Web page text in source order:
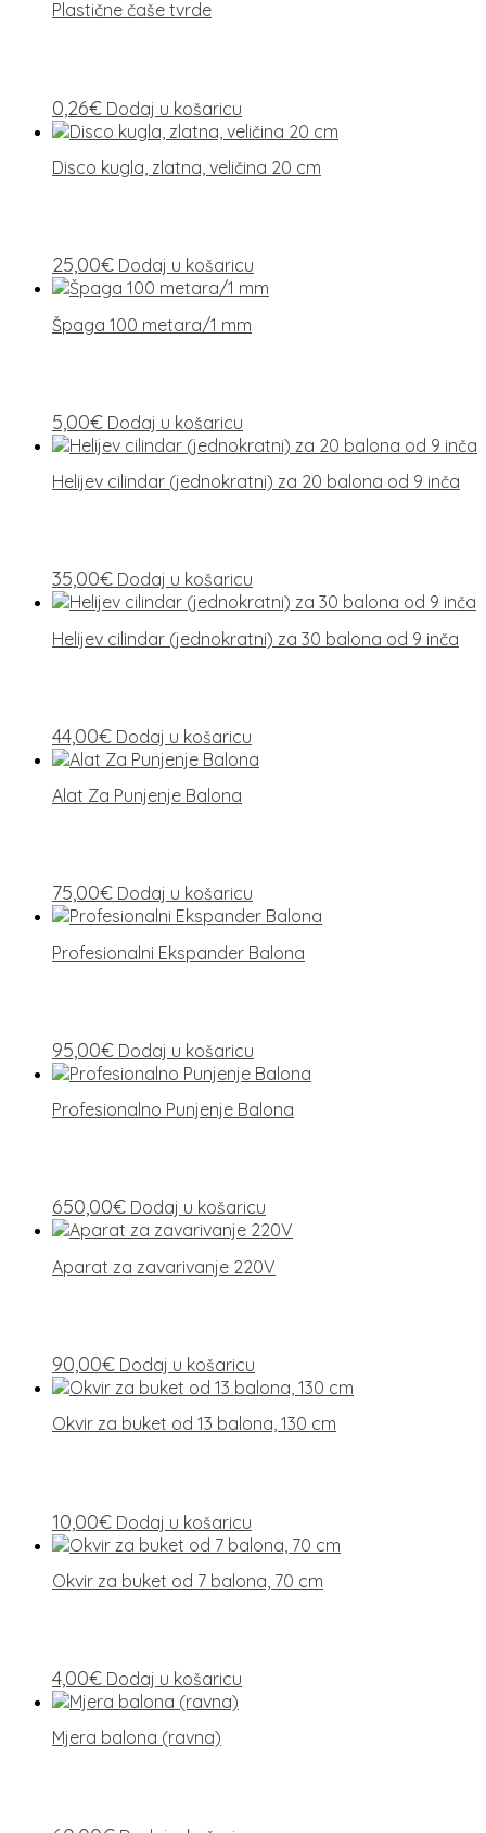
Plastične čaše tvrde
0,26€ Dodaj u košaricu
Disco kugla, zlatna, veličina 20 cm
25,00€ Dodaj u košaricu
Špaga 100 metara/1 mm
5,00€ Dodaj u košaricu
Helijev cilindar (jednokratni) za 20 balona od 9 inča
35,00€ Dodaj u košaricu
Helijev cilindar (jednokratni) za 30 balona od 9 inča
44,00€ Dodaj u košaricu
Alat Za Punjenje Balona
75,00€ Dodaj u košaricu
Profesionalni Ekspander Balona
95,00€ Dodaj u košaricu
Profesionalno Punjenje Balona
650,00€ Dodaj u košaricu
Aparat za zavarivanje 220V
90,00€ Dodaj u košaricu
Okvir za buket od 13 balona, ​​130 cm
10,00€ Dodaj u košaricu
Okvir za buket od 7 balona, ​​70 cm
4,00€ Dodaj u košaricu
Mjera balona (ravna)